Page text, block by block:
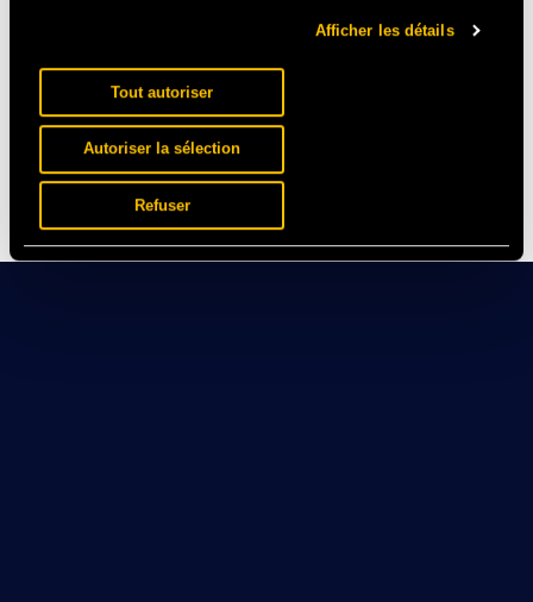
Afficher les détails
Tout autoriser
Autoriser la sélection
Refuser